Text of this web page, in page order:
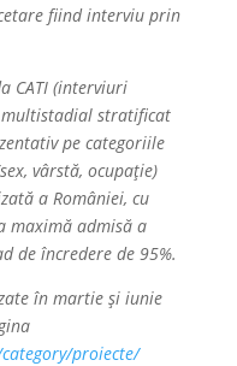
fiind interviu prin
CATI (interviuri
stratificat
pe categoriile
vârstă, ocupație)
a României, cu
maximă admisă a
de încredere de 95%.
în martie și iunie
proiecte/